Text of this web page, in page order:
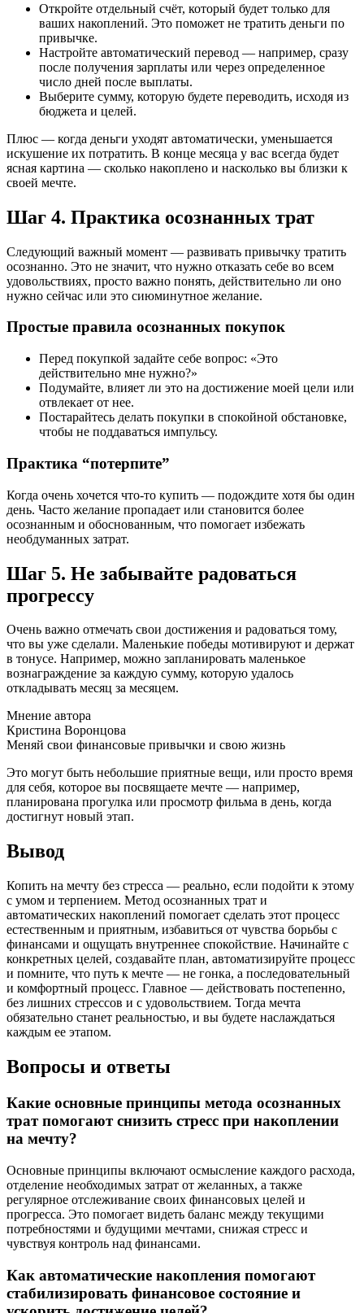
Откройте отдельный счёт, который будет только для
ваших накоплений. Это поможет не тратить деньги по
привычке.
Настройте автоматический перевод — например, сразу
после получения зарплаты или через определенное
число дней после выплаты.
Выберите сумму, которую будете переводить, исходя из
бюджета и целей.
Плюс — когда деньги уходят автоматически, уменьшается
искушение их потратить. В конце месяца у вас всегда будет
ясная картина — сколько накоплено и насколько вы близки к
своей мечте.
Шаг 4. Практика осознанных трат
Следующий важный момент — развивать привычку тратить
осознанно. Это не значит, что нужно отказать себе во всем
удовольствиях, просто важно понять, действительно ли оно
нужно сейчас или это сиюминутное желание.
Простые правила осознанных покупок
Перед покупкой задайте себе вопрос: «Это
действительно мне нужно?»
Подумайте, влияет ли это на достижение моей цели или
отвлекает от нее.
Постарайтесь делать покупки в спокойной обстановке,
чтобы не поддаваться импульсу.
Практика “потерпите”
Когда очень хочется что-то купить — подождите хотя бы один
день. Часто желание пропадает или становится более
осознанным и обоснованным, что помогает избежать
необдуманных затрат.
Шаг 5. Не забывайте радоваться
прогрессу
Очень важно отмечать свои достижения и радоваться тому,
что вы уже сделали. Маленькие победы мотивируют и держат
в тонусе. Например, можно запланировать маленькое
вознаграждение за каждую сумму, которую удалось
откладывать месяц за месяцем.
Мнение автора
Кристина Воронцова
Меняй свои финансовые привычки и свою жизнь
Это могут быть небольшие приятные вещи, или просто время
для себя, которое вы посвящаете мечте — например,
планирована прогулка или просмотр фильма в день, когда
достигнут новый этап.
Вывод
Копить на мечту без стресса — реально, если подойти к этому
с умом и терпением. Метод осознанных трат и
автоматических накоплений помогает сделать этот процесс
естественным и приятным, избавиться от чувства борьбы с
финансами и ощущать внутреннее спокойствие. Начинайте с
конкретных целей, создавайте план, автоматизируйте процесс
и помните, что путь к мечте — не гонка, а последовательный
и комфортный процесс. Главное — действовать постепенно,
без лишних стрессов и с удовольствием. Тогда мечта
обязательно станет реальностью, и вы будете наслаждаться
каждым ее этапом.
Вопросы и ответы
Какие основные принципы метода осознанных
трат помогают снизить стресс при накоплении
на мечту?
Основные принципы включают осмысление каждого расхода,
отделение необходимых затрат от желанных, а также
регулярное отслеживание своих финансовых целей и
прогресса. Это помогает видеть баланс между текущими
потребностями и будущими мечтами, снижая стресс и
чувствуя контроль над финансами.
Как автоматические накопления помогают
стабилизировать финансовое состояние и